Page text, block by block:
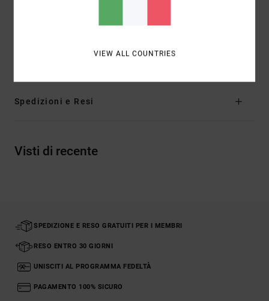
[Tessuto principale] 100% cotone
Spedizioni e Resi
Visti di recente
SPEDIZIONE E RESO GRATUITI PER I MEMBRI
RESO ENTRO 30 GIORNI
UNISCITI AL PROGRAMMA FEDELTÀ
PAGAMENTO 100% SICURO
VIEW ALL COUNTRIES